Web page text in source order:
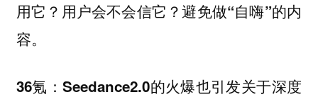
用它？用户会不会信它？避免做“自嗨”的内
容。
36氪：Seedance2.0的火爆也引发关于深度